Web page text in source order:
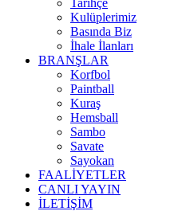
Tarihçe
Kulüplerimiz
Basında Biz
İhale İlanları
BRANŞLAR
Korfbol
Paintball
Kuraş
Hemsball
Sambo
Savate
Sayokan
FAALİYETLER
CANLI YAYIN
İLETİŞİM